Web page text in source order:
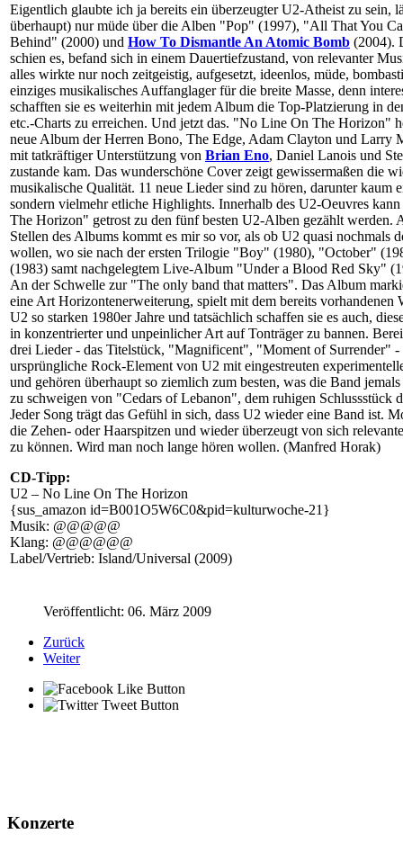
Eigentlich glaubte ich ja bereits ein überzeugter U2-Atheist zu sein,
überhaupt) nur müde über die Alben "Pop" (1997), "All That You
Behind" (2000) und How To Dismantle An Atomic Bomb (2004).
schien es, befand sich in einem Dauertiefzustand, von relevanter
alles wirkte nur noch zeitgeistig, aufgesetzt, ideenlos, müde,
einziges musikalisches Auffanglager für die breite Masse, denn
schafften sie es weiterhin mit jedem Album die Top-Platzierung in
etc.-Charts zu erreichen. Und jetzt das. "No Line On The Horizon"
neue Album der Herren Bono, The Edge, Adam Clayton und Larry
mit tatkräftiger Unterstützung von Brian Eno, Daniel Lanois und
zustande kam. Das wunderschöne Cover zeigt gewissermaßen die
musikalische Qualität. 11 neue Lieder sind zu hören, darunter kaum
sondern vielmehr etliche Highlights. Innerhalb des U2-Oeuvres
The Horizon" getrost zu den fünf besten U2-Alben gezählt werden.
Stellen des Albums kommt es mir so vor, als ob U2 quasi nochmals
wollen, wo sie nach der ersten Trilogie "Boy" (1980), "October"
(1983) samt nachgelegtem Live-Album "Under a Blood Red Sky"
An der Schwelle zur "The only band that matters". Das Album
eine Art Horizontenerweiterung, spielt mit dem bereits vorhandenen
U2 so starken 1980er Jahre und tatsächlich schaffen sie es auch,
in konzentrierter und unpeinlicher Art auf Tonträger zu bannen.
drei Lieder - das Titelstück, "Magnificent", "Moment of Surrender" -
ursprüngliche Rock-Element von U2 mit eingestreuten
und gehören überhaupt so ziemlich zum besten, was die Band
zu schweigen von "Cedars of Lebanon", dem ruhigen Schlussstück
Jeder Song trägt das Gefühl in sich, dass U2 wieder eine Band ist.
die Zehen- oder Haarspitzen und wieder überzeugt von sich
zu können. Wird man noch lange hören wollen. (Manfred Horak)
CD-Tipp:
U2 – No Line On The Horizon
{sus_amazon id=B001O5W6C0&pid=kulturwoche-21}
Musik: @@@@@
Klang: @@@@@@
Label/Vertrieb: Island/Universal (2009)
Veröffentlicht: 06. März 2009
Zurück
Weiter
Konzerte